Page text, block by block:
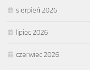
sierpień 2026
lipiec 2026
czerwiec 2026